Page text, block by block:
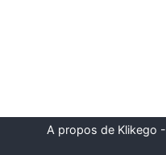
A propos de Klikego -